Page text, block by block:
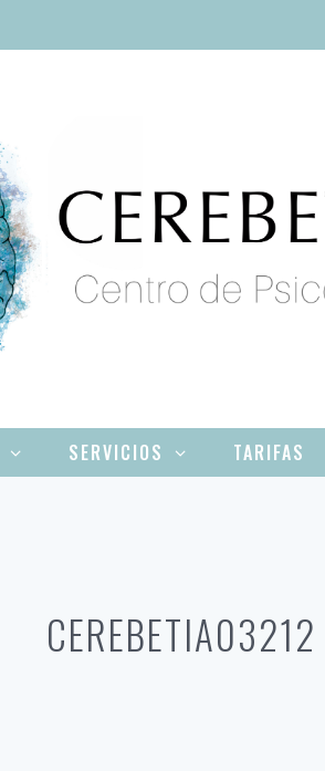
SERVICIOS TARIFAS
CEREBETIA03212